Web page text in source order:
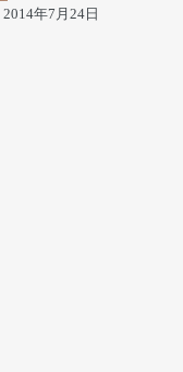
2014年7月24日